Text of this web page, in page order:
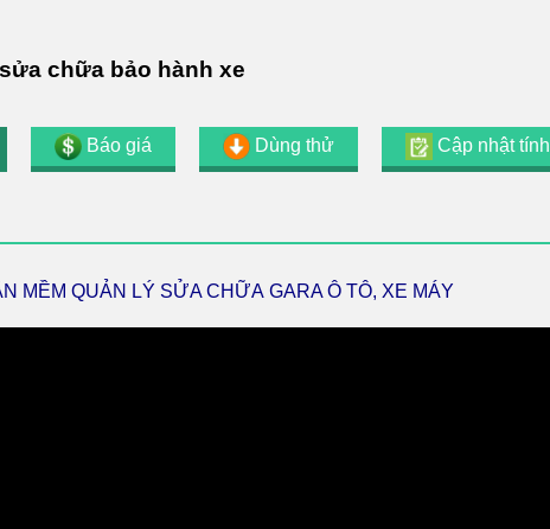
chữa bảo hành xe
Báo giá Dùng thử Cập nhật
MỀM QUẢN LÝ SỬA CHỮA GARA Ô TÔ, XE MÁY